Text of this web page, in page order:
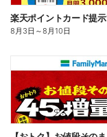
8月3日 ～8月10日